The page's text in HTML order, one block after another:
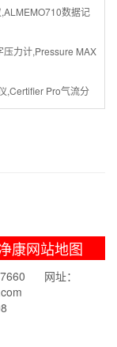
数据记
压力计,Pressure MAX
,Certifier Pro气流分
康网站地图
网址：